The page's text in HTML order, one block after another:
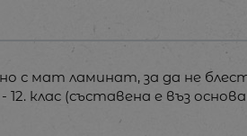
с мат ламинат, за да не
клас (съставена е въз